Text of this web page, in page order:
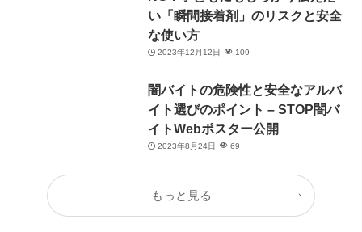
い「瞬間接着剤」のリスクと安全
な使い方
2023年12月12日 109
闇バイトの危険性と安全なアルバ
イト選びのポイント – STOP闇バ
イトWebポスター公開
2023年8月24日 69
もっと見る